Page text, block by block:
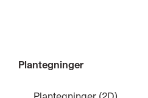
Plantegninger